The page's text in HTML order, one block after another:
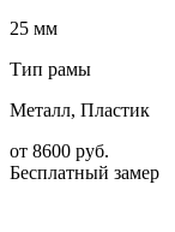
25 мм
Тип рамы
Металл, Пластик
от 8600 руб.
Бесплатный замер